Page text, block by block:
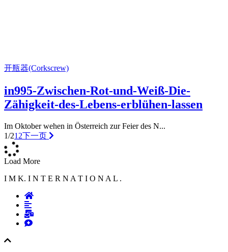
开瓶器(Corkscrew)
in995-Zwischen-Rot-und-Weiß-Die-
Zähigkeit-des-Lebens-erblühen-lassen
Im Oktober wehen in Österreich zur Feier des N...
1/21 2下一页
Load More
I M K. I N T E R N A T I O N A L .